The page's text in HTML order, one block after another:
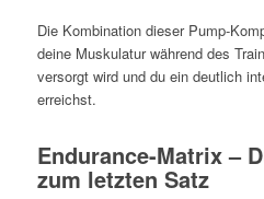
Die Kombination dieser Pump-
deine Muskulatur während des
versorgt wird und du ein deutlich
erreichst.
Endurance-Matrix –
zum letzten Satz